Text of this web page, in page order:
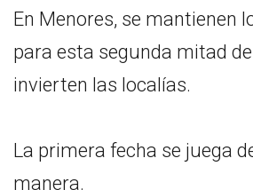
En Menores, se mantienen
para esta segunda mitad
invierten las localías.
La primera fecha se juega
manera.